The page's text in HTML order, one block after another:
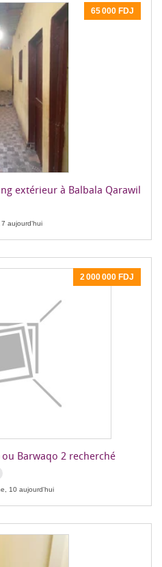
65 000 FDJ
extérieur à Balbala Qarawil
aujourd'hui
2 000 000 FDJ
Barwaqo 2 recherché
10 aujourd'hui